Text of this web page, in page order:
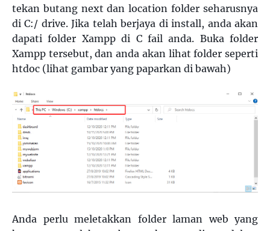
tekan butang next dan location folder seharusnya
di C:/ drive. Jika telah berjaya di install, anda akan
dapati folder Xampp di C fail anda. Buka folder
Xampp tersebut, dan anda akan lihat folder seperti
htdoc (lihat gambar yang paparkan di bawah)
Anda perlu meletakkan folder laman web yang